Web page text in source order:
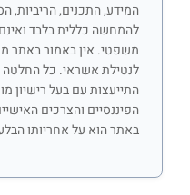
המידע, התכנים, הריביות,
להמחשה כללית בלבד ואינם
משפטי. אין באמור באתר
לנטילת אשראי. כל החלטה
התייעצות עם בעל רישיון
הפיננסיים והצרכים
באתר הוא על אחריותו